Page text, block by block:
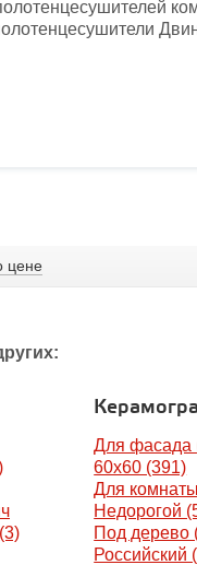
цене
Для фасада
60x60 (391)
Для
Недорогой
Под дерево
Российский